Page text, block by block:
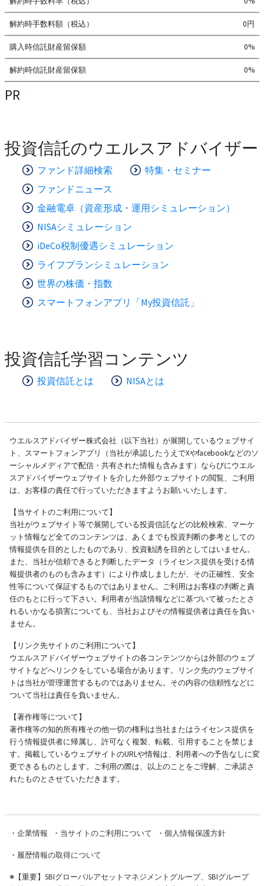
解約時手数料額（税込） 0円
購入時信託財産留保額 0%
解約時信託財産留保額 0%
PR
投資信託のウエルスアドバイザー
ファンド詳細検索
特集・セミナー
ファンドニュース
金融電卓（資産形成・運用シミュレーション）
NISAシミュレーション
iDeCo税制優遇シミュレーション
ライフプランシミュレーション
世界の株価・指数
スマートフォンアプリ「My投資信託」
投資信託学習コンテンツ
投資信託とは NISAとは
ウエルスアドバイザー株式会社（以下当社）が展開しているウェブサイ
ト、スマートフォンアプリ（当社が承認したうえでXやfacebookなどのソ
ーシャルメディアで配信・共有された情報も含みます）ならびにウエル
スアドバイザーウェブサイトを介した外部ウェブサイトの閲覧、ご利用
は、お客様の責任で行っていただきますようお願いいたします。
【当サイトのご利用について】
当社がウェブサイト等で展開している投資信託などの比較検索、マーケ
ット情報など全てのコンテンツは、あくまでも投資判断の参考としての
情報提供を目的としたものであり、投資勧誘を目的としてはいません。
また、当社が信頼できると判断したデータ（ライセンス提供を受ける情
報提供者のものも含みます）により作成しましたが、その正確性、安全
性等について保証するものではありません。ご利用はお客様の判断と責
任のもとに行って下さい。利用者が当該情報などに基づいて被ったとさ
れるいかなる損害についても、当社およびその情報提供者は責任を負い
ません。
【リンク先サイトのご利用について】
ウエルスアドバイザーウェブサイトの各コンテンツからは外部のウェブ
サイトなどへリンクをしている場合があります。リンク先のウェブサイ
トは当社が管理運営するものではありません。その内容の信頼性などに
ついて当社は責任を負いません。
【著作権等について】
著作権等の知的所有権その他一切の権利は当社またはライセンス提供を
行う情報提供者に帰属し、許可なく複製、転載、引用することを禁じま
す。掲載しているウェブサイトのURLや情報は、利用者への予告なしに変
更できるものとします。ご利用の際は、以上のことをご理解、ご承諾さ
れたものとさせていただきます。
・ 企業情報 ・ 当サイトのご利用について ・ 個人情報保護方針
・ 履歴情報の取得について
※【重要】SBIグローバルアセットマネジメントグループ、SBIグループ